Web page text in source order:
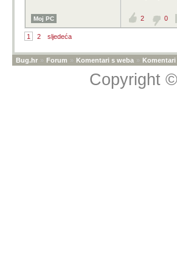
Moj PC 2 0
1 2 sljedeća
Bug.hr » Forum » Komentari s weba » Komentari
Copyright